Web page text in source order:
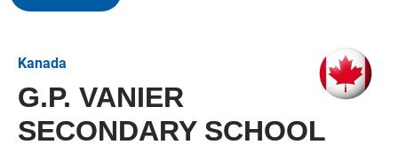
Kanada
G.P. VANIER
SECONDARY SCHOOL